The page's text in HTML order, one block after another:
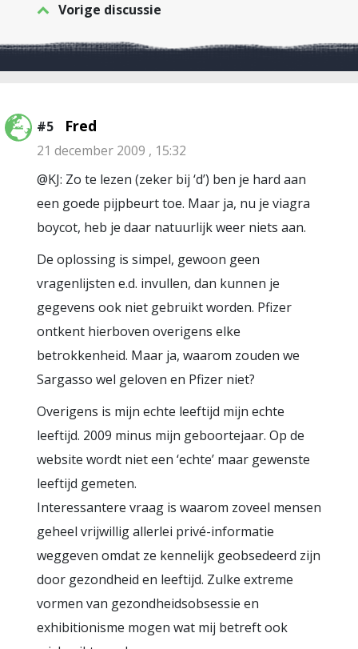
Vorige discussie
#5 Fred
21 december 2009 , 15:32
@KJ: Zo te lezen (zeker bij ‘d’) ben je hard aan
een goede pijpbeurt toe. Maar ja, nu je viagra
boycot, heb je daar natuurlijk weer niets aan.
De oplossing is simpel, gewoon geen
vragenlijsten e.d. invullen, dan kunnen je
gegevens ook niet gebruikt worden. Pfizer
ontkent hierboven overigens elke
betrokkenheid. Maar ja, waarom zouden we
Sargasso wel geloven en Pfizer niet?
Overigens is mijn echte leeftijd mijn echte
leeftijd. 2009 minus mijn geboortejaar. Op de
website wordt niet een ‘echte’ maar gewenste
leeftijd gemeten.
Interessantere vraag is waarom zoveel mensen
geheel vrijwillig allerlei privé-informatie
weggeven omdat ze kennelijk geobsedeerd zijn
door gezondheid en leeftijd. Zulke extreme
vormen van gezondheidsobsessie en
exhibitionisme mogen wat mij betreft ook